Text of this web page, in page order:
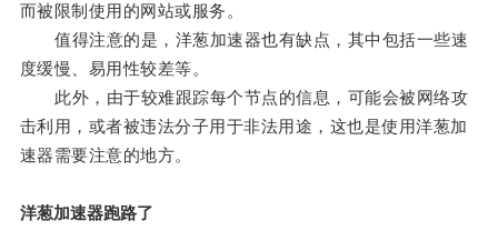
而被限制使用的网站或服务。
值得注意的是，洋葱加速器也有缺点，其中包括一些速
度缓慢、易用性较差等。
此外，由于较难跟踪每个节点的信息，可能会被网络攻
击利用，或者被违法分子用于非法用途，这也是使用洋葱加
速器需要注意的地方。
洋葱加速器跑路了